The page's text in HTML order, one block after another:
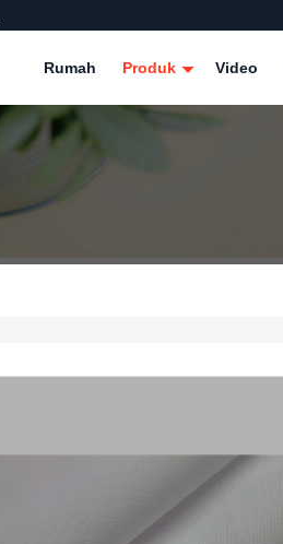
Rumah Produk Video